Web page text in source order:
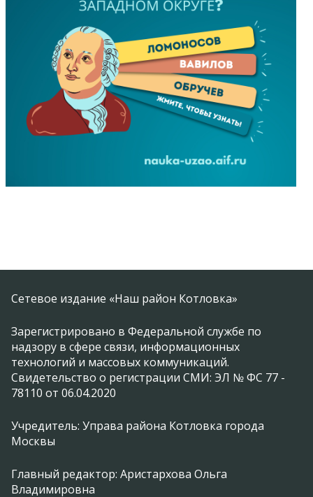
Сетевое издание «Наш район Котловка»
Зарегистрировано в Федеральной службе по
надзору в сфере связи, информационных
технологий и массовых коммуникаций.
Свидетельство о регистрации СМИ: ЭЛ № ФС 77 -
78110 от 06.04.2020
Учредитель: Управа района Котловка города
Москвы
Главный редактор: Аристархова Ольга
Владимировна